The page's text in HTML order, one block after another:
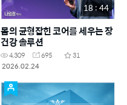
18 : 44
몸의 균형잡힌 코어를 세우는 장
건강 솔루션
4,309 695
31
2026.02.24